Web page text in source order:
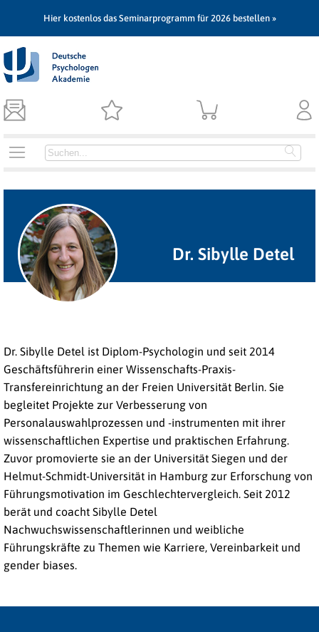
Hier kostenlos das Seminarprogramm für 2026 bestellen »
Dr. Sibylle Detel
Dr. Sibylle Detel ist Diplom-Psychologin und seit 2014
Geschäftsführerin einer Wissenschafts-Praxis-
Transfereinrichtung an der Freien Universität Berlin. Sie
begleitet Projekte zur Verbesserung von
Personalauswahlprozessen und -instrumenten mit ihrer
wissenschaftlichen Expertise und praktischen Erfahrung.
Zuvor promovierte sie an der Universität Siegen und der
Helmut-Schmidt-Universität in Hamburg zur Erforschung von
Führungsmotivation im Geschlechtervergleich. Seit 2012
berät und coacht Sibylle Detel
Nachwuchswissenschaftlerinnen und weibliche
Führungskräfte zu Themen wie Karriere, Vereinbarkeit und
gender biases.